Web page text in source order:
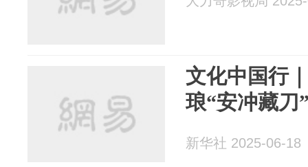
文化中国行
琅“安冲藏刀
新华社 2025-06-18